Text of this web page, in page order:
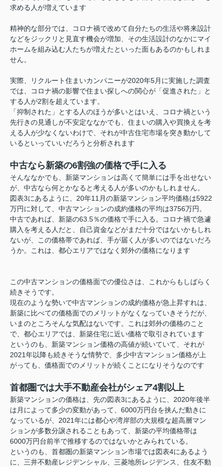
求める人が増えています
精神的な部分では、コロナ禍で改めて自分たちの生活や将来設計
などをジックリと見直す機会が増加、その生活設計のなかにマイ
ホームを組み込む人たちが増えたといった面もあるのかもしれま
せん。
実際、リクルート住まいカンパニーが2020年5月に実施した調査
では、コロナ禍の影響で住まい探しへの関心が「促進された」と
する人が2割を超えています。
「抑制された」とする人のほうが多いとはいえ、コロナ禍という
先行きの見通しが不安定ななかでも、住まいの購入や買換えを考
える人が少なくないわけで、それが中古住宅市場を突き動かして
いるといっていいだろうと分析されます
中古なら新築の6割強の価格で手に入る
そんななかでも、新築マンションは高くて簡単には手を出せない
が、中古なら何とかなると考える人が多いのかもしれません。
図表3にあるように、20年11月の新築マンション平均価格は5922
万円に対して、中古マンションの成約価格の平均は3756万円。
中古であれば、新築の63.5％の価格で手に入る。コロナ禍で急遽
購入を考える人だと、自己資金などがまだ十分ではないかもしれ
ないが、この価格帯であれば、手が届く人が多いのではないだろ
うか。これは、都心エリアではなく郊外の価格になります
この中古マンションの価格面での優位さは、これからもしばらく
続きそうです。
現在のような勢いで中古マンションの成約価格が急上昇すれは、
新築に比べての価格面でのメリットがなくなっていきそうだが、
いまのところそんな気配はないです。これは郊外の価格のこと
で、都心エリアでは、新築住宅に近い価格で取引されています
というのも、新築マンション価格の高値が続いていて、それが
2021年以降も続きそうな情勢で、多少中古マンション価格が上
がっても、価格面でのメリットが続くことになりそうなのです
首都圏では大手不動産会社がシェア4割以上
新築マンションの価格は、先の図表3にあるように、2020年後半
は月によって多少の変動があって、6000万円台を挟んだ動きに
なっているが、2021年には都心や湾岸部の大規模な超高層マン
ションが多数分譲されることもあって、新築の平均価格帯は
6000万円台前半で推移するのではないかとみられている。
というのも、首都圏の新築マンション市場では図表4にあるよう
に、三井不動産レジデンシャル、三菱地所レジデンス、住友不動